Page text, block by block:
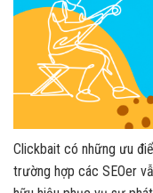
Clickbait có những ưu
trường hợp các SEOer